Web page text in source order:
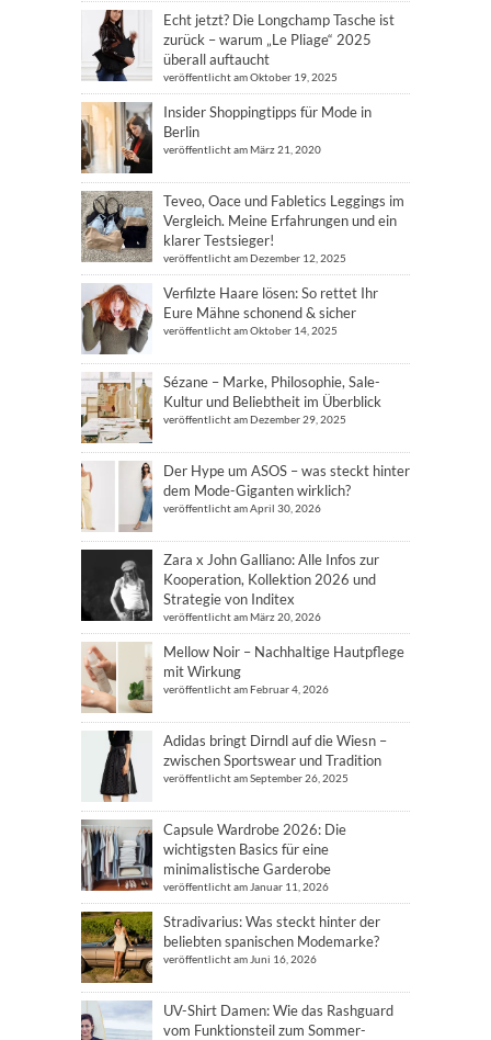
Echt jetzt? Die Longchamp Tasche ist
zurück – warum „Le Pliage“ 2025
überall auftaucht
veröffentlicht am Oktober 19, 2025
Insider Shoppingtipps für Mode in
Berlin
veröffentlicht am März 21, 2020
Teveo, Oace und Fabletics Leggings im
Vergleich. Meine Erfahrungen und ein
klarer Testsieger!
veröffentlicht am Dezember 12, 2025
Verfilzte Haare lösen: So rettet Ihr
Eure Mähne schonend & sicher
veröffentlicht am Oktober 14, 2025
Sézane – Marke, Philosophie, Sale-
Kultur und Beliebtheit im Überblick
veröffentlicht am Dezember 29, 2025
Der Hype um ASOS – was steckt hinter
dem Mode-Giganten wirklich?
veröffentlicht am April 30, 2026
Zara x John Galliano: Alle Infos zur
Kooperation, Kollektion 2026 und
Strategie von Inditex
veröffentlicht am März 20, 2026
Mellow Noir – Nachhaltige Hautpflege
mit Wirkung
veröffentlicht am Februar 4, 2026
Adidas bringt Dirndl auf die Wiesn –
zwischen Sportswear und Tradition
veröffentlicht am September 26, 2025
Capsule Wardrobe 2026: Die
wichtigsten Basics für eine
minimalistische Garderobe
veröffentlicht am Januar 11, 2026
Stradivarius: Was steckt hinter der
beliebten spanischen Modemarke?
veröffentlicht am Juni 16, 2026
UV-Shirt Damen: Wie das Rashguard
vom Funktionsteil zum Sommer-